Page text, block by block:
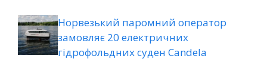
Норвезький паромний оператор
замовляє 20 електричних
гідрофольдних суден Candela